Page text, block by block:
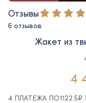
Отзывы
6 отзывов
Жакет из
4
4 ПЛАТЕЖА ПО1122.5₽